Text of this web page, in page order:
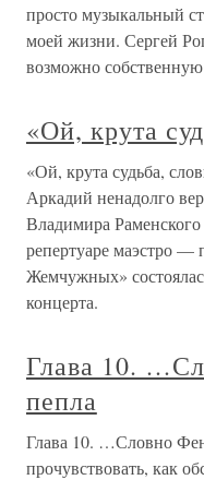
просто музыкальный
моей жизни. Сергей
возможно собственную
«Ой, крута
«Ой, крута судьба,
Аркадий ненадолго
Владимира
репертуаре маэстро —
Жемчужных»
концерта.
Глава 10.
пепла
Глава 10. …Словно
прочувствовать, как